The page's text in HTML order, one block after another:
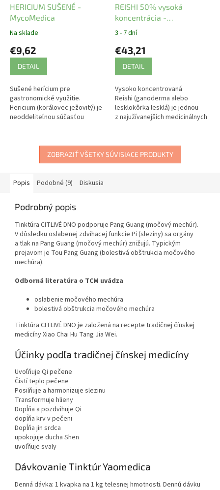
HERICIUM SUŠENÉ -
MycoMedica
Na sklade
€9,62
DETAIL
Sušené herícium pre
gastronomické využitie.
Hericium (korálovec ježovitý) je
neoddeliteľnou súčasťou
REISHI 50% vysoká
koncentrácia -
MycoMedica
3 - 7 dní
€43,21
DETAIL
Vysoko koncentrovaná
Reishi (ganoderma alebo
lesklokôrka lesklá) je jednou
z najužívanejších medicinálnych
ZOBRAZIŤ VŠETKY SÚVISIACE PRODUKTY
Popis Podobné (9) Diskusia
Podrobný popis
Tinktúra CITLIVÉ DNO podporuje Pang Guang (močový mechúr).
V dôsledku oslabenej zdvíhacej funkcie Pi (sleziny) sa orgány
a tlak na Pang Guang (močový mechúr) znižujú. Typickým
prejavom je Tou Pang Guang (bolestivá obštrukcia močového
mechúra).
Odborná literatúra o TCM uvádza
oslabenie močového mechúra
bolestivá obštrukcia močového mechúra
Tinktúra CITLIVÉ DNO je založená na recepte tradičnej čínskej
medicíny Xiao Chai Hu Tang Jia Wei.
Účinky podľa tradičnej čínskej medicíny
Uvoľňuje Qi pečene
Čistí teplo pečene
Posilňuje a harmonizuje slezinu
Transformuje hlieny
Dopĺňa a pozdvihuje Qi
dopĺňa krv v pečeni
Dopĺňa jin srdca
upokojuje ducha Shen
uvoľňuje svaly
Dávkovanie Tinktúr Yaomedica
Denná dávka: 1 kvapka na 1 kg telesnej hmotnosti. Dennú dávku